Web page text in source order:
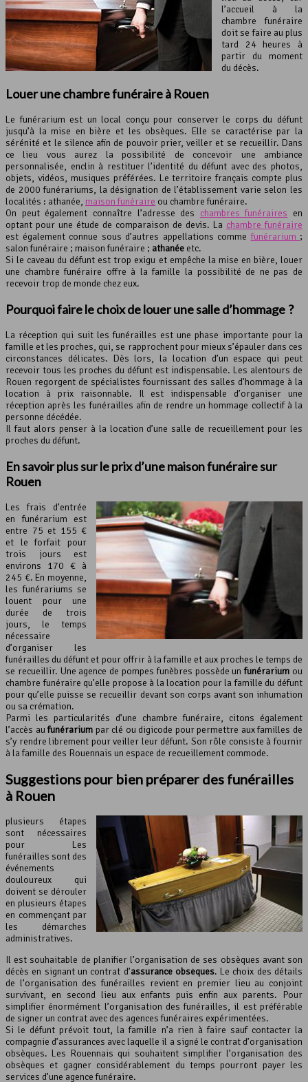
l’accueil à la
chambre funéraire
doit se faire au plus
tard 24 heures à
partir du moment
du décès.
Louer unechambre funéraireà Rouen
Le funérarium est un local conçu pour conserver le corps du défunt
jusqu’à la mise en bière et les obsèques. Elle se caractérise par la
sérénité et le silence afin de pouvoir prier, veiller et se recueillir. Dans
ce lieu vous aurez la possibilité de concevoir une ambiance
personnalisée, enclin à restituer l’identité du défunt avec des photos,
objets, vidéos, musiques préférées. Le territoire français compte plus
de 2000 funérariums, la désignation de l’établissement varie selon les
localités : athanée, maison funéraire ou chambre funéraire.
On peut également connaître l’adresse des chambres funéraires en
optant pour une étude de comparaison de devis. La chambre funéraire
est également connue sous d’autres appellations comme funérarium ;
salon funéraire ; maison funéraire ; athanée etc.
Si le caveau du défunt est trop exigu et empêche la mise en bière, louer
une chambre funéraire offre à la famille la possibilité de ne pas de
recevoir trop de monde chez eux.
Pourquoi faire le choix de louer une salle d’hommage ?
La réception qui suit les funérailles est une phase importante pour la
famille et les proches, qui, se rapprochent pour mieux s’épauler dans ces
circonstances délicates. Dès lors, la location d’un espace qui peut
recevoir tous les proches du défunt est indispensable. Les alentours de
Rouen regorgent de spécialistes fournissant des salles d’hommage à la
location à prix raisonnable. Il est indispensable d’organiser une
réception après les funérailles afin de rendre un hommage collectif à la
personne décédée.
Il faut alors penser à la location d’une salle de recueillement pour les
proches du défunt.
En savoir plus sur le prix d’une maison funéraire sur
Rouen
Les frais d’entrée
en funérarium est
entre 75 et 155 €
et le forfait pour
trois jours est
environs 170 € à
245 €. En moyenne,
les funérariums se
louent pour une
durée de trois
jours, le temps
nécessaire
d’organiser les
funérailles du défunt et pour offrir à la famille et aux proches le temps de
se recueillir. Une agence de pompes funèbres possède unfunérarium ou
chambre funéraire qu’elle propose à la location pour la famille du défunt
pour qu’elle puisse se recueillir devant son corps avant son inhumation
ou sa crémation.
Parmi les particularités d’une chambre funéraire, citons également
l’accès aufunérarium par clé ou digicode pour permettre aux familles de
s’y rendre librement pour veiller leur défunt. Son rôle consiste à fournir
à la famille des Rouennais un espace de recueillement commode.
Suggestions pour bien préparer des funérailles
à Rouen
plusieurs étapes
sont nécessaires
pour Les
funérailles sont des
événements
douloureux qui
doivent se dérouler
en plusieurs étapes
en commençant par
les démarches
administratives.
Il est souhaitable de planifier l’organisation de ses obsèques avant son
décès en signant un contrat d’assurance obsèques. Le choix des détails
de l’organisation des funérailles revient en premier lieu au conjoint
survivant, en second lieu aux enfants puis enfin aux parents. Pour
simplifier énormément l’organisation des funérailles, il est préférable
de signer un contrat avec des agences funéraires expérimentées.
Si le défunt prévoit tout, la famille n’a rien à faire sauf contacter la
compagnie d’assurances avec laquelle il a signé le contrat d’organisation
obsèques. Les Rouennais qui souhaitent simplifier l’organisation des
obsèques et gagner considérablement du temps pourront payer les
services d’une agence funéraire.